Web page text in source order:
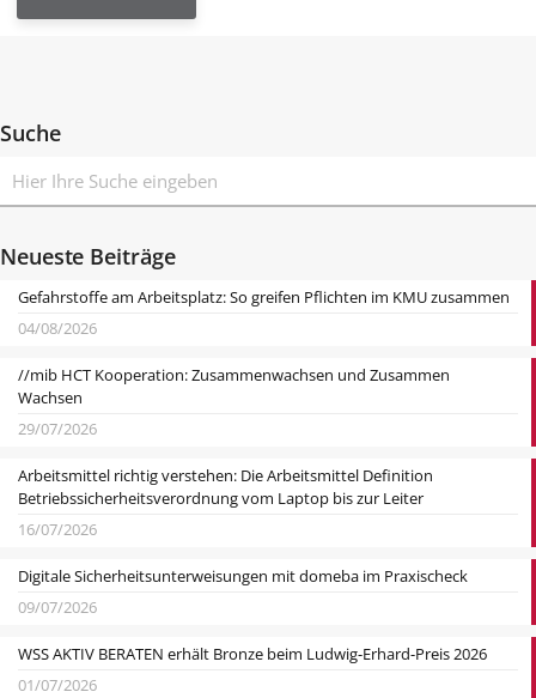
Suche
Neueste Beiträge
Gefahrstoffe am Arbeitsplatz: So greifen Pflichten im KMU zusammen
04/08/2026
//mib HCT Kooperation: Zusammenwachsen und Zusammen
Wachsen
29/07/2026
Arbeitsmittel richtig verstehen: Die Arbeitsmittel Definition
Betriebssicherheitsverordnung vom Laptop bis zur Leiter
16/07/2026
Digitale Sicherheitsunterweisungen mit domeba im Praxischeck
09/07/2026
WSS AKTIV BERATEN erhält Bronze beim Ludwig-Erhard-Preis 2026
01/07/2026